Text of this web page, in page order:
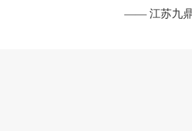
—— 江苏九鼎